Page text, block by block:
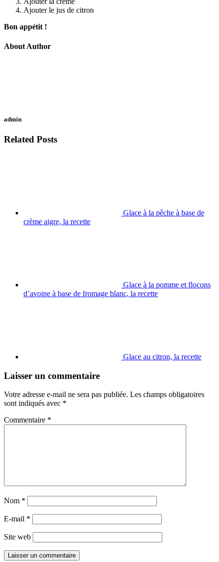
Ajouter le jus de citron
Bon appétit !
About Author
admin
Related Posts
Glace à la pêche à base de
crème aigre, la recette
Glace à la pomme et flocons
d’avoine à base de fromage blanc, la recette
Glace au citron, la recette
Laisser un commentaire
Votre adresse e-mail ne sera pas publiée. Les champs obligatoires
sont indiqués avec *
Commentaire *
Nom *
E-mail *
Site web